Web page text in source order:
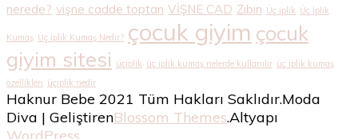
nerede? vişne cadde toptan VİŞNE CAD Zıbın Üç iplik Üç İplik
Kumaş Üç İplik Kumaş Nedir? çocuk giyim çocuk
giyim sitesi üçiplik üç iplik kumaş nelerde kullanılır üç iplik kumaş
özellikleri üçiplik nedir
Haknur Bebe 2021 Tüm Hakları Saklıdır.Moda
Diva | GeliştirenBlossom Themes.Altyapı